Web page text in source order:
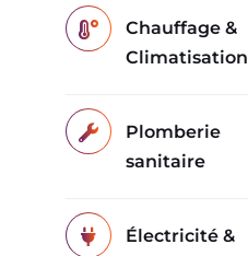
Chauffage &
Climatisation
Plomberie
sanitaire
Électricité &